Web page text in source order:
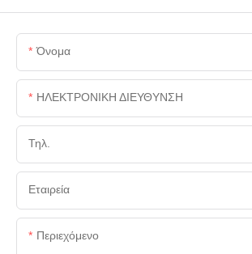
Όνομα
ΗΛΕΚΤΡΟΝΙΚΗ ΔΙΕΥΘΥΝΣΗ
Τηλ.
Εταιρεία
Περιεχόμενο